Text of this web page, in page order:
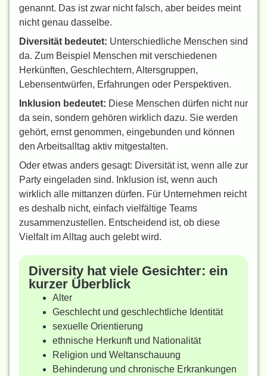
genannt. Das ist zwar nicht falsch, aber beides meint
nicht genau dasselbe.
Diversität bedeutet: Unterschiedliche Menschen sind
da. Zum Beispiel Menschen mit verschiedenen
Herkünften, Geschlechtern, Altersgruppen,
Lebensentwürfen, Erfahrungen oder Perspektiven.
Inklusion bedeutet: Diese Menschen dürfen nicht nur
da sein, sondern gehören wirklich dazu. Sie werden
gehört, ernst genommen, eingebunden und können
den Arbeitsalltag aktiv mitgestalten.
Oder etwas anders gesagt: Diversität ist, wenn alle zur
Party eingeladen sind. Inklusion ist, wenn auch
wirklich alle mittanzen dürfen. Für Unternehmen reicht
es deshalb nicht, einfach vielfältige Teams
zusammenzustellen. Entscheidend ist, ob diese
Vielfalt im Alltag auch gelebt wird.
Diversity hat viele Gesichter: ein
kurzer Überblick
Alter
Geschlecht und geschlechtliche Identität
sexuelle Orientierung
ethnische Herkunft und Nationalität
Religion und Weltanschauung
Behinderung und chronische Erkrankungen